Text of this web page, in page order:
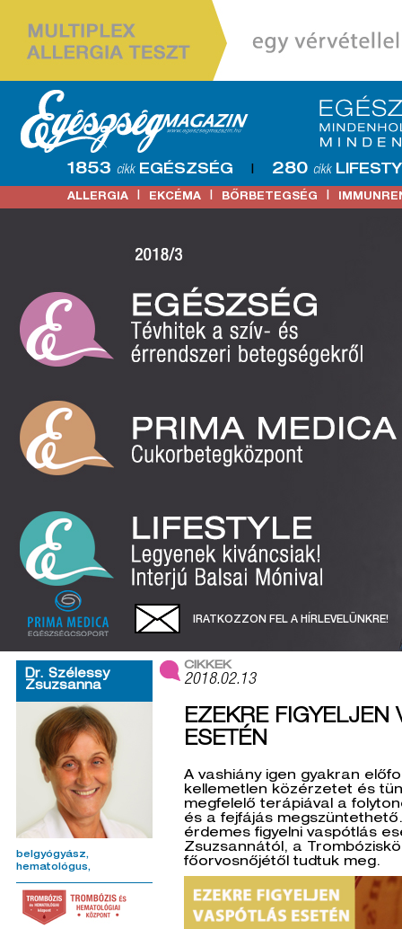
1853 cikk EGÉSZSÉG | 280 cikk
ALLERGIA | EKCÉMA | BŐRBETEGSÉG |
IRATKOZZON FEL A HÍRLEVELÜNKRE!
Dr. Szélessy
Zsuzsanna
belgyógyász
hematológus
CIKKEK
2018.02.13
EZEKRE FIGYELJEN
ESETÉN
A vashiány igen gyakran
kellemetlen közérzetet és
megfelelő terápiával a
és a fejfájás
érdemes figyelni vaspótlás
Zsuzsannától, a
főorvosnőjétől tudtuk meg.